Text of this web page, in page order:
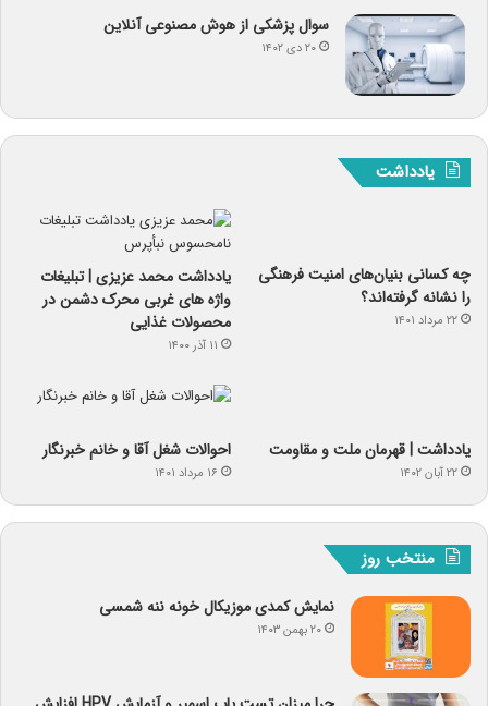
سوال پزشکی از هوش مصنوعی آنلاین
۲۰ دی ۱۴۰۲
یادداشت
چه کسانی بنیان‌های امنیت فرهنگی
را نشانه گرفته‌اند؟
۲۲ مرداد ۱۴۰۱
یادداشت محمد عزیزی | تبلیغات
واژه های غربی محرک دشمن در
محصولات غذایی
۱۱ آذر ۱۴۰۰
یادداشت | قهرمان ملت و مقاومت
۲۲ آبان ۱۴۰۲
احوالات شغل آقا و خانم خبرنگار
۱۶ مرداد ۱۴۰۱
منتخب روز
نمایش کمدی موزیکال خونه ننه شمسی
۲۰ بهمن ۱۴۰۳